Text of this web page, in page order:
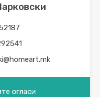
огласи